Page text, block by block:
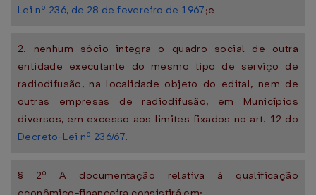
Lei nº 236, de 28 de fevereiro de 1967;e
2. nenhum sócio integra o quadro social de outra
entidade executante do mesmo tipo de serviço de
radiodifusão, na localidade objeto do edital, nem de
outras empresas de radiodifusão, em Municípios
diversos, em excesso aos limites fixados no art. 12 do
Decreto-Lei nº 236/67.
§ 2º A documentação relativa à qualificação